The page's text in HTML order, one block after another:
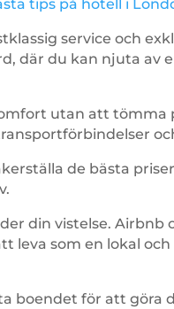
tips på hotell i
service och
där du kan njuta av
utan att tömma
de bästa
din vistelse. Airbnb
leva som en lokal
boendet för att göra